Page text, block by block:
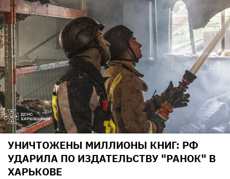
УНИЧТОЖЕНЫ МИЛЛИОНЫ КНИГ: РФ
УДАРИЛА ПО ИЗДАТЕЛЬСТВУ "РАНОК" В
ХАРЬКОВЕ